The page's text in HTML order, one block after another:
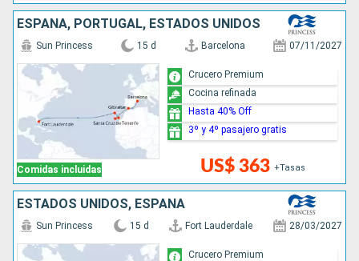
ESPAÑA, PORTUGAL, ESTADOS UNIDOS
Comidas incluidas
Sun Princess 15 d Barcelona 07/11/2027
US$ 363 +Tasas
Crucero Premium
Cocina refinada
Hasta 40% Off
3º y 4º pasajero gratis
ESTADOS UNIDOS, ESPAÑA
Sun Princess 15 d Fort Lauderdale 28/03/2027
Crucero Premium